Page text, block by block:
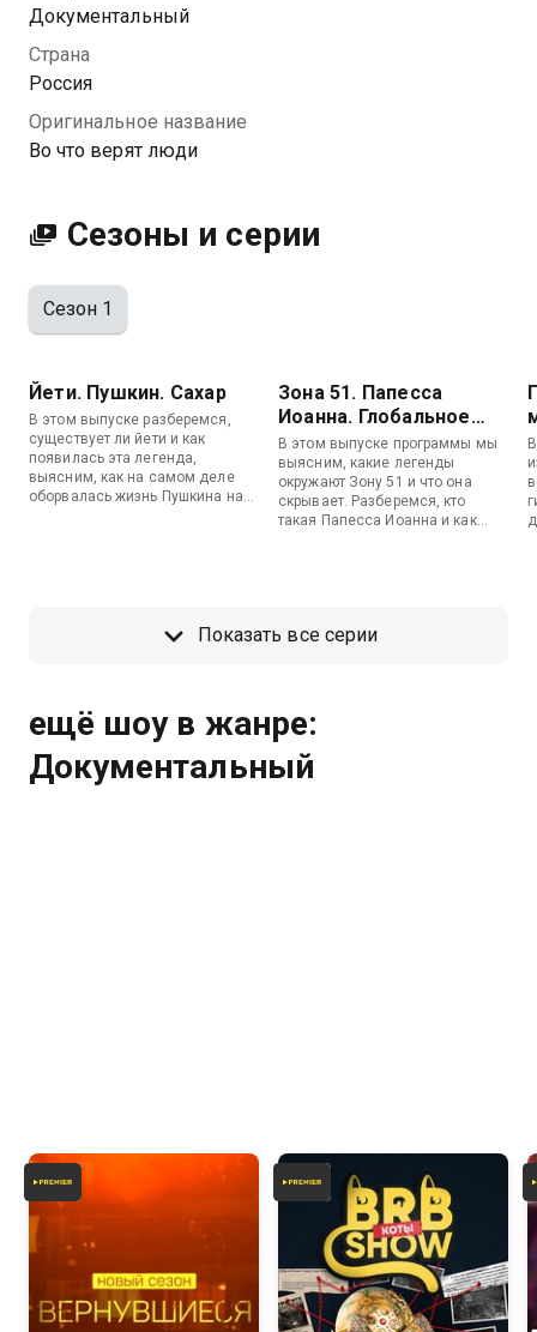
невероятное.
Документальный
Страна
Россия
Оригинальное название
Во что верят люди
Сезоны и серии
Сезон 1
Йети. Пушкин. Сахар
В этом выпуске разберемся,
существует ли йети и как
появилась эта легенда,
выясним, как на самом деле
оборвалась жизнь Пушкина на
Зона 51. Папесса
Иоанна. Глобальное
потепление
В этом выпуске программы мы
выясним, какие легенды
окружают Зону 51 и что она
скрывает. Разберемся, кто
такая Папесса Иоанна и как
Показать все серии
ещё шоу в жанре:
Документальный